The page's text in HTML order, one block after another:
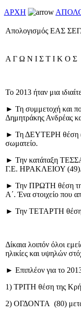
ΑΡΧΗ
Απολογισμός ΕΑΣ
Α Γ Ω Ν Ι Σ Τ Ι Κ Ο
Το 2013 ήταν μια
► Τη συμμετοχή και
Δημητράκης Ανδρέας
► Τη ΔΕΥΤΕΡΗ θέση
σωματείο.
► Την κατάταξη
Γ.Ε. ΗΡΑΚΛΕΙΟΥ (49).
► Την ΠΡΩΤΗ θέση
Α΄. Ένα στοιχείο που
► Την ΤΕΤΑΡΤΗ θέση
Δίκαια λοιπόν όλοι
ηλικίες και υψηλών
► Επιπλέον για το
1) ΤΡΙΤΗ θέση της
2) ΟΓΔΟΝΤΑ (80)